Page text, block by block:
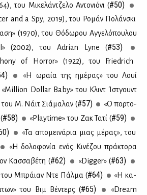
του Mι­κε­λάν­τζε­λο Αντο­νιό­νι (#50)
and a Spy, 2019), του Ρο­μάν Πο­λάν­σκι
(1970), του Θό­δω­ρου Αγ­γε­λό­που­λου
(2002), του Adrian Lyne (#53)
of Horror» (1922), του Friedrich
«Η ωραία της ημέ­ρας» του Λουί
«Million Dollar Baby» του Κλιντ Ίστ­γουντ
Μ. Νάιτ Σιά­μα­λαν (#57)
«Ο πορ­το­
#58) «Playtime» του Ζακ Τα­τί (#59)
«Τα απο­μει­νά­ρια μιας μέ­ρας», του
«Η δο­λο­φο­νία ενός Κι­νέ­ζου πρά­κτο­ρα
Κασ­σα­βέ­τη (#62) «Digger» (#63)
του Μπράιαν Ντε Πάλ­μα (#64)
«Η κα­
του Βιμ Βέ­ντερς (#65)
«Dream